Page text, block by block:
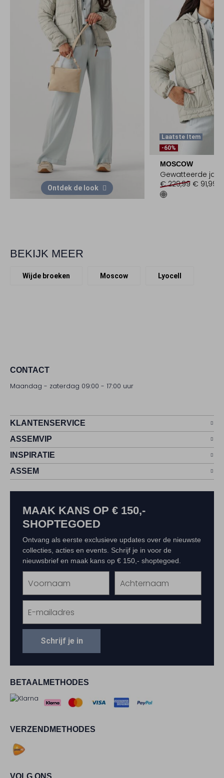
Ontdek de look
Laatste Item
-60%
MOSCOW
Gewatteerde jas
€ 229,99 € 91,99
BEKIJK MEER
Wijde broeken Moscow Lyocell
CONTACT
Maandag - zaterdag 09:00 - 17:00 uur
KLANTENSERVICE
ASSEMVIP
INSPIRATIE
ASSEM
BETAALMETHODES
VERZENDMETHODES
MAAK KANS OP € 150,-
SHOPTEGOED
Ontvang als eerste exclusieve updates over de nieuwste
collecties, acties en events. Schrijf je in voor de
nieuwsbrief en maak kans op € 150,- shoptegoed.
Schrijf je in